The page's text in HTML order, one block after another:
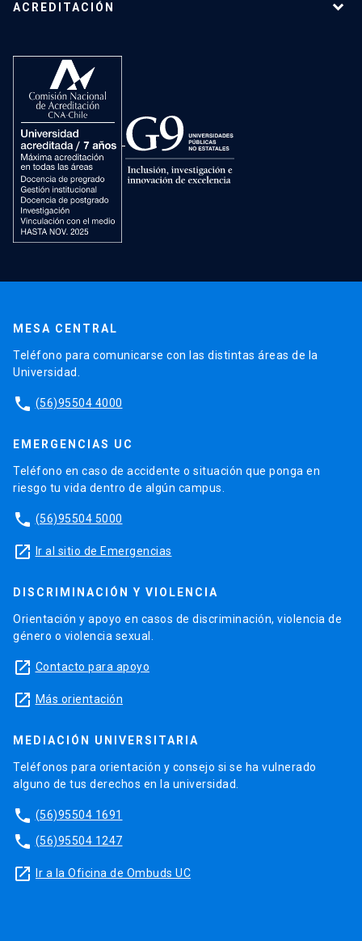
ACREDITACIÓN
MESA CENTRAL
Teléfono para comunicarse con las distintas áreas de la
Universidad.
phone (56)95504 4000
EMERGENCIAS UC
Teléfono en caso de accidente o situación que ponga en
riesgo tu vida dentro de algún campus.
phone (56)95504 5000
launch Ir al sitio de Emergencias
DISCRIMINACIÓN Y VIOLENCIA
Orientación y apoyo en casos de discriminación, violencia de
género o violencia sexual.
launch Contacto para apoyo
launch Más orientación
MEDIACIÓN UNIVERSITARIA
Teléfonos para orientación y consejo si se ha vulnerado
alguno de tus derechos en la universidad.
phone (56)95504 1691
phone (56)95504 1247
launch Ir a la Oficina de Ombuds UC